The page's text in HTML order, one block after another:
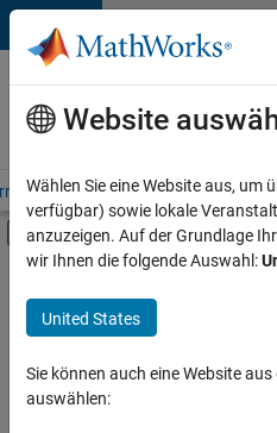
Weiter zum Inhalt
Karriere
bei
MathWorks
– Übersicht Stellensuche
Umschaltung für
Hauptinhalt
Praktika
Commercial Sales
Customer Support
Education Sales
+8
Website
Wählen Sie eine Website aus, um
verfügbar) sowie lokale
anzuzeigen. Auf der Grundlage
wir Ihnen die folgende Auswahl:
United States
Sie können auch eine Website
auswählen: